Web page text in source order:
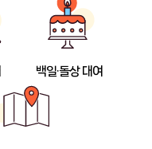
백일·돌상 대여